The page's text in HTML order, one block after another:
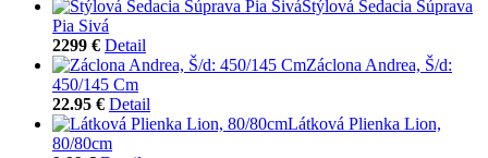
Štýlová Sedacia Súprava
Pia Sivá
2299 € Detail
Záclona Andrea, Š/d:
450/145 Cm
22.95 € Detail
Látková Plienka Lion,
80/80cm